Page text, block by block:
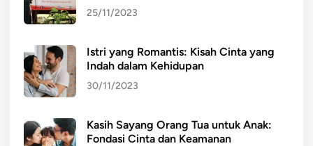
25/11/2023
Istri yang Romantis: Kisah Cinta yang
Indah dalam Kehidupan
30/11/2023
Kasih Sayang Orang Tua untuk Anak:
Fondasi Cinta dan Keamanan